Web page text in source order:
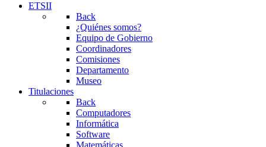
ETSII
Back
¿Quiénes somos?
Equipo de Gobierno
Coordinadores
Comisiones
Departamento
Museo
Titulaciones
Back
Computadores
Informática
Software